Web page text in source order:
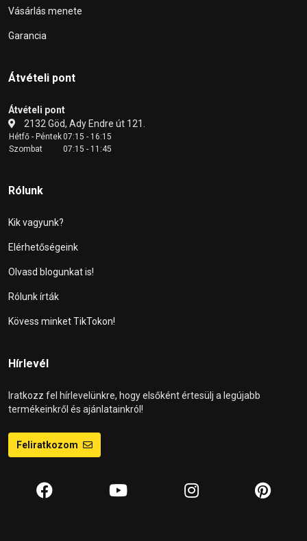
Vásárlás menete
Garancia
Átvételi pont
Átvételi pont
2132 Göd, Ady Endre út 121.
Hétfő - Péntek07:15 - 16:15
Szombat
07:15 - 11:45
Rólunk
Kik vagyunk?
Elérhetőségeink
Olvasd blogunkat is!
Rólunk írták
Kövess minket TikTokon!
Hírlevél
Iratkozz fel hírlevelünkre, hogy elsőként értesülj a legújabb
termékeinkről és ajánlatainkról!
Feliratkozom